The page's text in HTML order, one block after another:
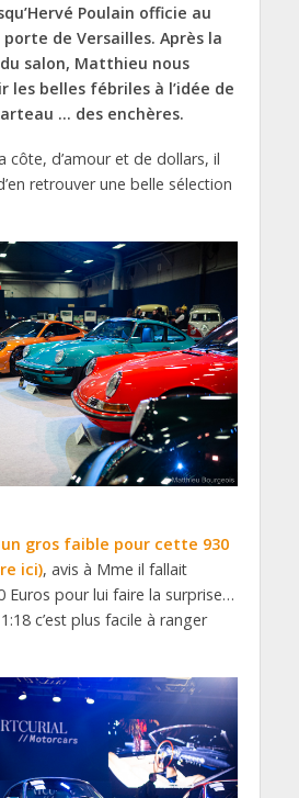
Poulain officie au
de Versailles. Après la
salon, Matthieu nous
les belles fébriles à l’idée de
… des enchères.
côte, d’amour et de dollars, il
retrouver une belle sélection
gros faible pour cette 930
ici), avis à Mme il fallait
Euros pour lui faire la surprise…
c’est plus facile à ranger